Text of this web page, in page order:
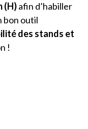
(H)afin d’habiller
bon outil
des stands et
!